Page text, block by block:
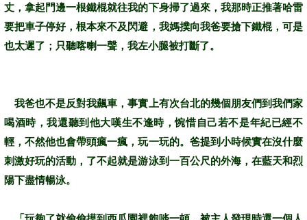
丈，拿起門邊一根鐵棍就往我的下身掃了過來，我那時正推著哈雷
要把車子停好，根本來不及閃避，我媽撲向我爸要搶下鐵棍，可是
也太遲了；只聽喀喇一聲，我左小腿被打斷了。
我爸也不是反對我飆車，事實上有次台北的幾個朋友們到我們家
喝酒時，我還聽到他大嘆生不逢時，惋惜自己若不是年紀已經不
輕，不然他也會帶頭瘋一瘋，玩一玩的。爸提到小時候實在沒什麼
刺激好玩的活動，了不起就是游泳到一百公尺的外海，在藍天和烈
陽下盡情暢泳。